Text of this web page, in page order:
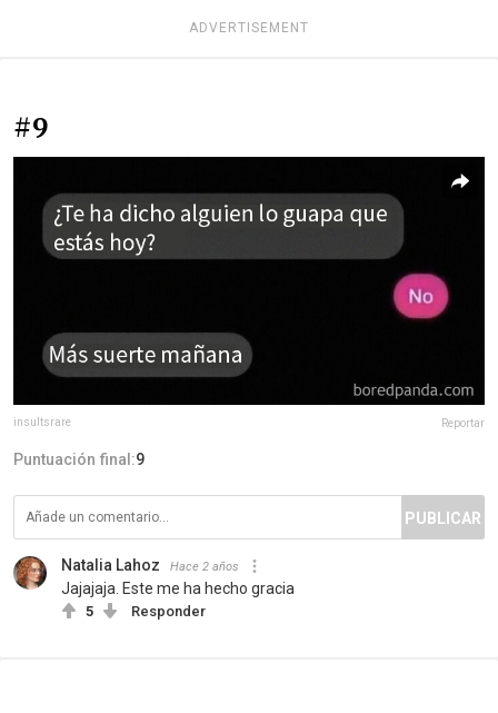
ADVERTISEMENT
#9
insultsrare Reportar
Puntuación final:9
PUBLICAR
Natalia Lahoz Hace 2 años
Jajajaja. Este me ha hecho gracia
5 Responder